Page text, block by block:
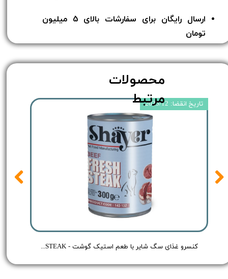
ارسال رایگان برای سفارشات بالای 5 میلیون
تومان​​​​​​​
کنسرو غذای سگ شایر با طعم استیک گوشت - Shayer BEEF FRESH STEAK - وزن 300 گرم
تاریخ انقضا: 2025/12
محصولات
مرتبط